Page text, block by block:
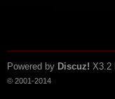
Powered by Discuz! X3.2
© 2001-2014